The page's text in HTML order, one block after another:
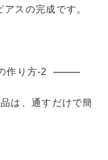
スの完成です。
作り方-2
は、通すだけで簡